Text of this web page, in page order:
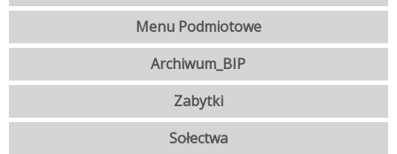
Menu Podmiotowe
Archiwum_BIP
Zabytki
Sołectwa